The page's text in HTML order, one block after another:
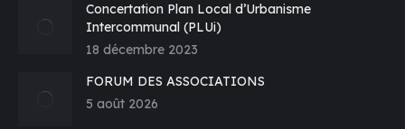
fenêtrenouvelle
fenêtre
Concertation Plan Local d’Urbanisme
Intercommunal (PLUi)
18 décembre 2023
FORUM DES ASSOCIATIONS
5 août 2026